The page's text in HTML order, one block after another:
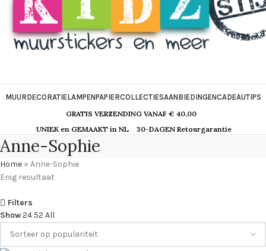
MUURDECORATIELAMPENPAPIERCOLLECTIESAANBIEDINGENCADEAUTIPS
GRATIS VERZENDING VANAF € 40,00
UNIEK en GEMAAKT in NL
30-DAGEN Retourgarantie
Anne-Sophie
Home » Anne-Sophie
Enig resultaat
Filters
Show24 52 All